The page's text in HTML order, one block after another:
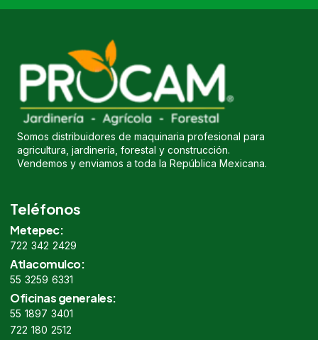
Somos distribuidores de maquinaria profesional para
agricultura, jardinería, forestal y construcción.
Vendemos y enviamos a toda la República Mexicana.
Teléfonos
Metepec:
722 342 2429
Atlacomulco:
55 3259 6331
Oficinas generales:
55 1897 3401
722 180 2512